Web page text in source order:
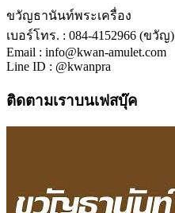
ขวัญธานันท์พระเครื่อง
เบอร์โทร. : 084-4152966 (ขวัญ)
Email : info@kwan-amulet.com
Line ID : @kwanpra
ติดตามเราบนเฟสบุ๊ค